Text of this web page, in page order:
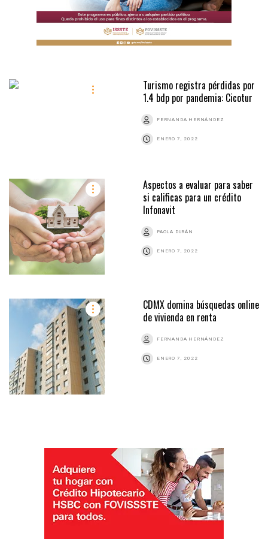
Turismo registra pérdidas por
1.4 bdp por pandemia: Cicotur
FERNANDA HERNÁNDEZ
ENERO 7, 2022
Aspectos a evaluar para saber
si calificas para un crédito
Infonavit
PAOLA DURÁN
ENERO 7, 2022
CDMX domina búsquedas online
de vivienda en renta
FERNANDA HERNÁNDEZ
ENERO 7, 2022